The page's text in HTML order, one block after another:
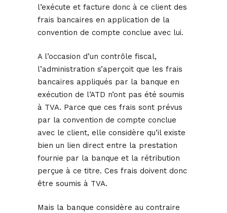
l’exécute et facture donc à ce client des
frais bancaires en application de la
convention de compte conclue avec lui.
A l’occasion d’un contrôle fiscal,
l’administration s’aperçoit que les frais
bancaires appliqués par la banque en
exécution de l’ATD n’ont pas été soumis
à TVA. Parce que ces frais sont prévus
par la convention de compte conclue
avec le client, elle considère qu’il existe
bien un lien direct entre la prestation
fournie par la banque et la rétribution
perçue à ce titre. Ces frais doivent donc
être soumis à TVA.
Mais la banque considère au contraire